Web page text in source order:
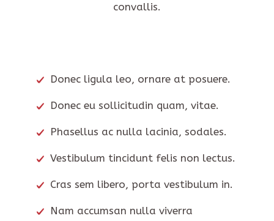
convallis.
Donec ligula leo, ornare at posuere.
Donec eu sollicitudin quam, vitae.
Phasellus ac nulla lacinia, sodales.
Vestibulum tincidunt felis non lectus.
Cras sem libero, porta vestibulum in.
Nam accumsan nulla viverra